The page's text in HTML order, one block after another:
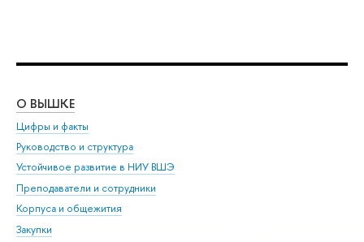
О ВЫШКЕ
Цифры и факты
Руководство и структура
Устойчивое развитие в НИУ ВШЭ
Преподаватели и сотрудники
Корпуса и общежития
Закупки